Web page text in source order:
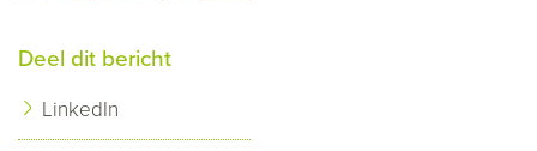
Deel dit bericht
LinkedIn